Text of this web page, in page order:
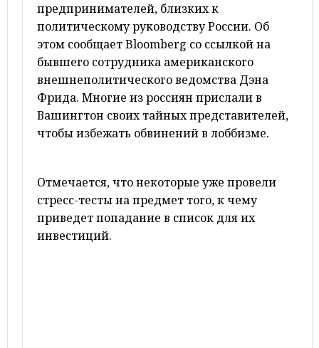
предпринимателей, близких к
политическому руководству России. Об
этом сообщает Bloomberg со ссылкой на
бывшего сотрудника американского
внешнеполитического ведомства Дэна
Фрида. Многие из россиян прислали в
Вашингтон своих тайных представителей,
чтобы избежать обвинений в лоббизме.
Отмечается, что некоторые уже провели
стресс-тесты на предмет того, к чему
приведет попадание в список для их
инвестиций.